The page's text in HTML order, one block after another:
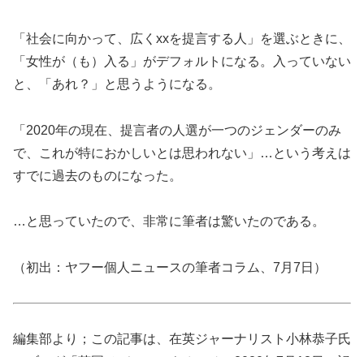
「社会に向かって、広くxxを提言する人」を選ぶときに、
「女性が（も）入る」がデフォルトになる。入っていない
と、「あれ？」と思うようになる。
「2020年の現在、提言者の人選が一つのジェンダーのみ
で、これが特におかしいとは思われない」…という考えは
すでに過去のものになった。
…と思っていたので、非常に筆者は驚いたのである。
（初出：ヤフー個人ニュースの筆者コラム、7月7日）
編集部より；この記事は、在英ジャーナリスト小林恭子氏